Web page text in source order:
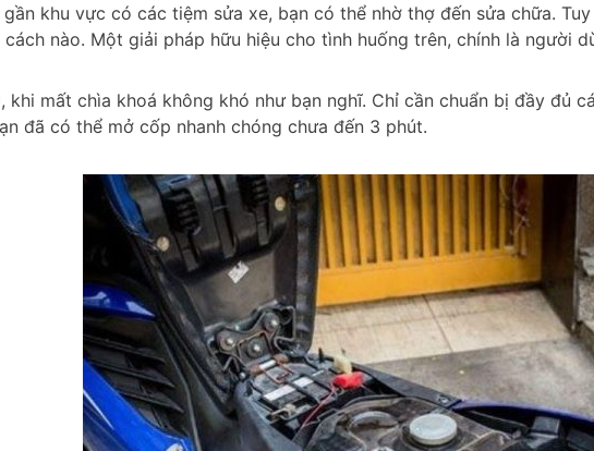
khu vực có các tiệm sửa xe, bạn có thể nhờ thợ đến sửa chữa.
nào. Một giải pháp hữu hiệu cho tình huống trên, chính là người
khi mất chìa khoá không khó như bạn nghĩ. Chỉ cần chuẩn bị đầy đủ
đã có thể mở cốp nhanh chóng chưa đến 3 phút.